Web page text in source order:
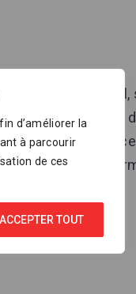
d’améliorer la
à parcourir
de ces
ACCEPTER TOUT
Il est passé maître
du plastique